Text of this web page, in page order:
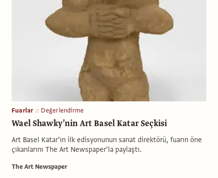
Fuarlar Değerlendirme
Wael Shawky’nin Art Basel Katar Seçkisi
Art Basel Katar’ın ilk edisyonunun sanat direktörü, fuarın öne
çıkanlarını The Art Newspaper’la paylaştı.
The Art Newspaper